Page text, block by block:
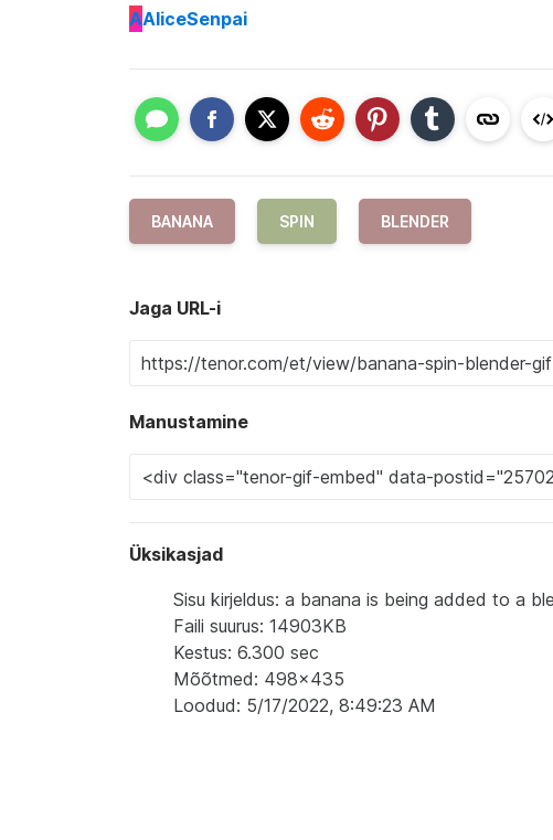
AAliceSenpai
BANANA SPIN BLENDER
Jaga URL-i
Manustamine
Üksikasjad
Sisu kirjeldus: a banana is being added to a
Faili suurus: 14903KB
Kestus: 6.300 sec
Mõõtmed: 498x435
Loodud: 5/17/2022, 8:49:23 AM